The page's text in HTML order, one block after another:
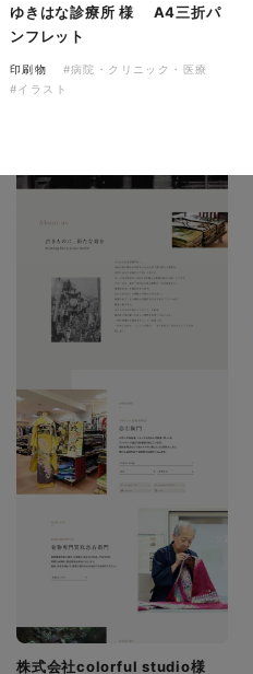
株式会社colorful studio様
ゆきはな診療所 様 A4三折パ
ンフレット
印刷物
#病院・クリニック・医療
#イラスト